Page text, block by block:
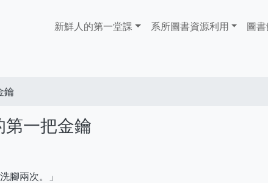
Main
navigation
新鮮人的第一堂課 系所圖書資源利用 圖
鑰
一把金鑰
腳兩次。」